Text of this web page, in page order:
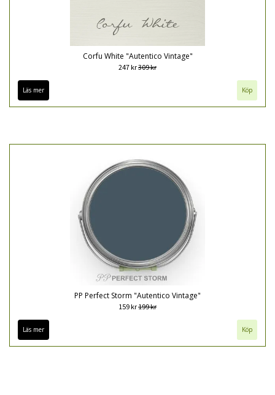
Corfu White "Autentico Vintage"
247 kr309 kr
Läs mer Köp
PP Perfect Storm "Autentico Vintage"
159 kr199 kr
Läs mer Köp